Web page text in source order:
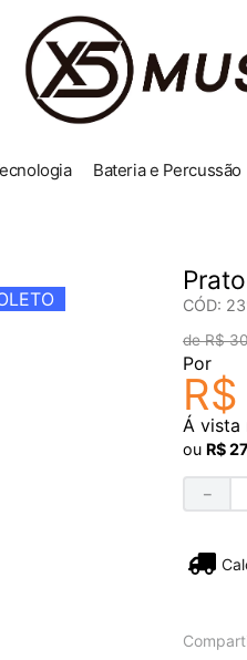
Bateria e Percussão
CÓD:
R$
Por
R$
Á vista
ou R$
－